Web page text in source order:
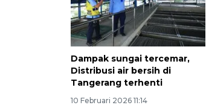
Dampak sungai tercemar,
Distribusi air bersih di
Tangerang terhenti
10 Februari 2026 11:14